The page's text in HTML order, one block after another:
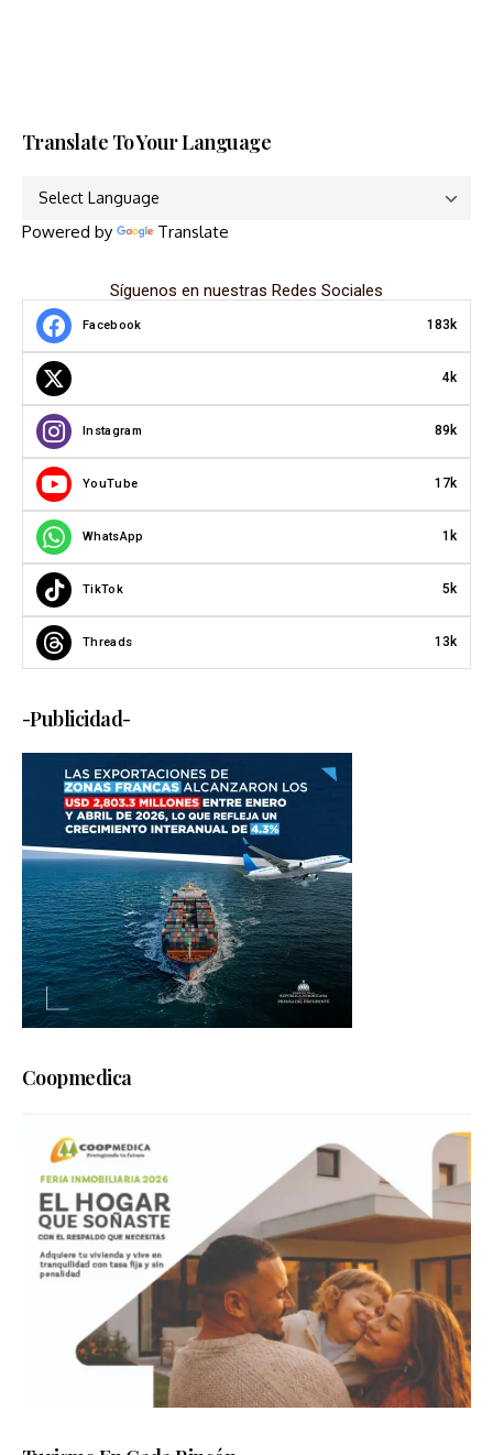
Translate To Your Language
Powered by Translate
Síguenos en nuestras Redes Sociales
Facebook 183k
4k
Instagram 89k
YouTube 17k
WhatsApp 1k
TikTok 5k
Threads 13k
-Publicidad-
Coopmedica